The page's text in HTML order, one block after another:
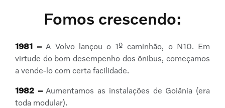
Fomos crescendo:
1981 –A Volvo lançou o 1º caminhão, o N10. Em
virtude do bom desempenho dos ônibus, começamos
a vende-lo com certa facilidade.
1982 –Aumentamos as instalações de Goiânia (era
toda modular).